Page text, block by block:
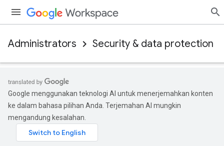
Administrators Security & data protection
Google menggunakan teknologi AI untuk menerjemahkan konten
ke dalam bahasa pilihan Anda. Terjemahan AI mungkin
mengandung kesalahan.